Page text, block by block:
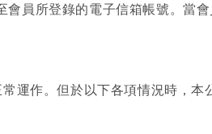
員所登錄的電子信箱帳號。當
運作。但於以下各項情況時，本